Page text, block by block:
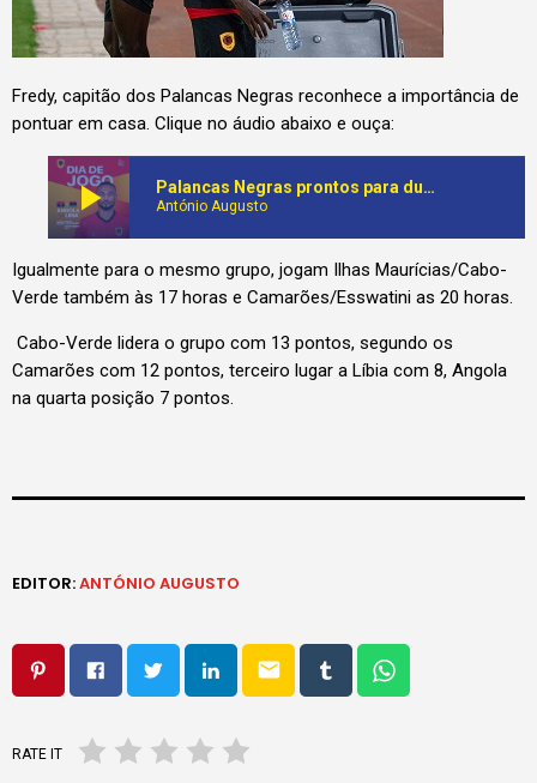
Fredy, capitão dos Palancas Negras reconhece a importância de
pontuar em casa. Clique no áudio abaixo e ouça:
play_arrow Palancas Negras prontos para duelo frente à Líbia no 11 de Novembro
António Augusto
Igualmente para o mesmo grupo, jogam Ilhas Maurícias/Cabo-
Verde também às 17 horas e Camarões/Esswatini as 20 horas.
Cabo-Verde lidera o grupo com 13 pontos, segundo os
Camarões com 12 pontos, terceiro lugar a Líbia com 8, Angola
na quarta posição 7 pontos.
EDITOR:ANTÓNIO AUGUSTO
email
RATE IT